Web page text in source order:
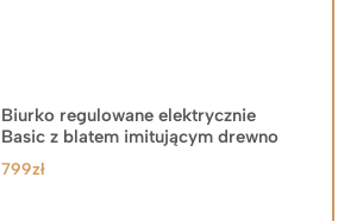
Biurko regulowane elektrycznie
Basic z blatem imitującym drewno
799zł